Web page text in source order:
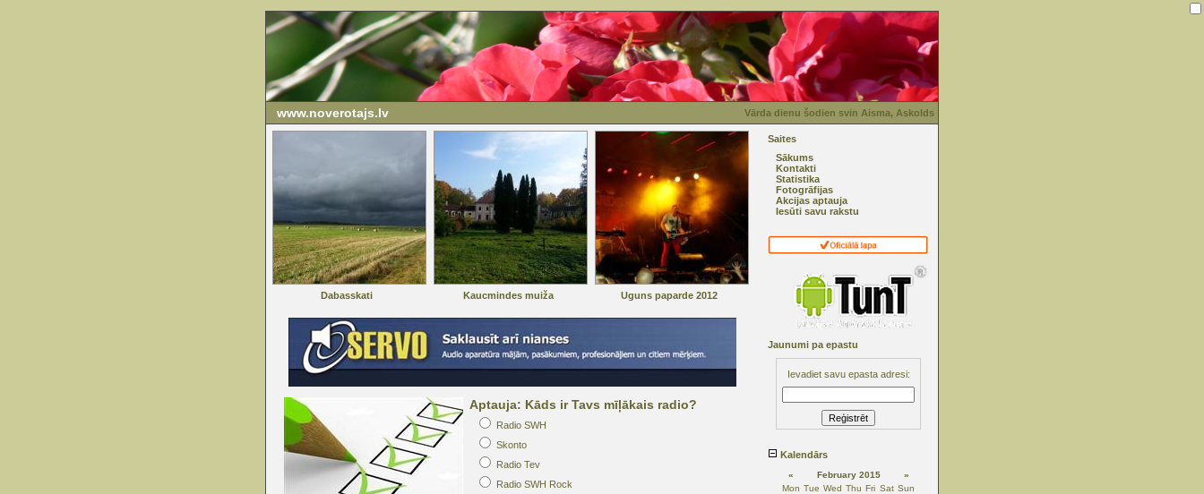
www.noverotajs.lv Vārda dienu šodien svin Aisma, Askolds
Dabasskati Kaucmindes muiža Uguns paparde 2012
Aptauja: Kāds ir Tavs mīļākais radio?
Radio SWH
Skonto
Radio Tev
Radio SWH Rock
Saites
Sākums
Kontakti
Statistika
Fotogrāfijas
Akcijas aptauja
Iesūti savu rakstu
Jaunumi pa epastu
Ievadiet savu epasta adresi:
Kalendārs
« February 2015
»
Mon Tue Wed Thu Fri Sat Sun